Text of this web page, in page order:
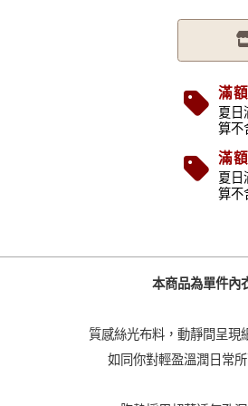
滿
夏日
算不
滿
夏日
算不
本商品為單件內
質感絲光布料，動靜間呈現
如同你對輕盈溫潤日常